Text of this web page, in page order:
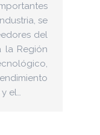
se
del
la Región
el…